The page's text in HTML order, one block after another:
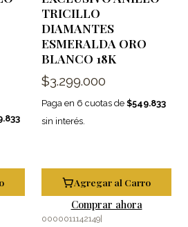
TRICILLO
DIAMANTES
ESMERALDA ORO
BLANCO 18K
$3.299.000
Paga en 6 cuotas de $549.833
sin interés.
Agregar al Carro
Comprar ahora
0000011142149